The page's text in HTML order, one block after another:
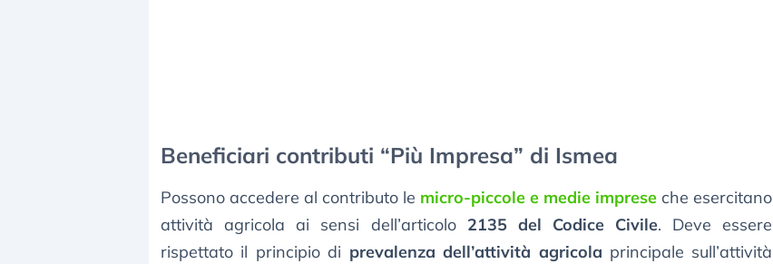
Beneficiari contributi “Più Impresa” di Ismea
Possono accedere al contributo le micro-piccole e medie imprese che esercitano
attività agricola ai sensi dell’articolo 2135 del Codice Civile. Deve essere
rispettato il principio di prevalenza dell’attività agricola principale sull’attività